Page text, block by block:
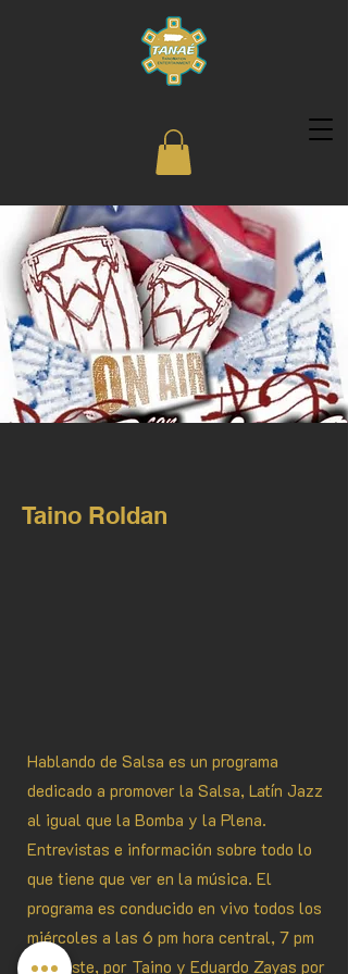
Taino Roldan
Hablando de Salsa es un programa
dedicado a promover la Salsa, Latín Jazz
al igual que la Bomba y la Plena.
Entrevistas e información sobre todo lo
que tiene que ver en la música. El
programa es conducido en vivo todos los
miércoles a las 6 pm hora central, 7 pm
hora este, por Taino y Eduardo Zayas por